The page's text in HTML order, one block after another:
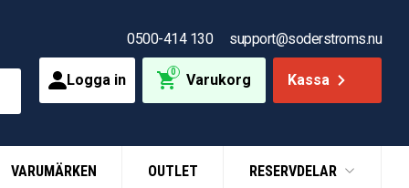
0500-414 130 support@soderstroms.nu
Logga in 0 Varukorg Kassa
VARUMÄRKEN OUTLET RESERVDELAR